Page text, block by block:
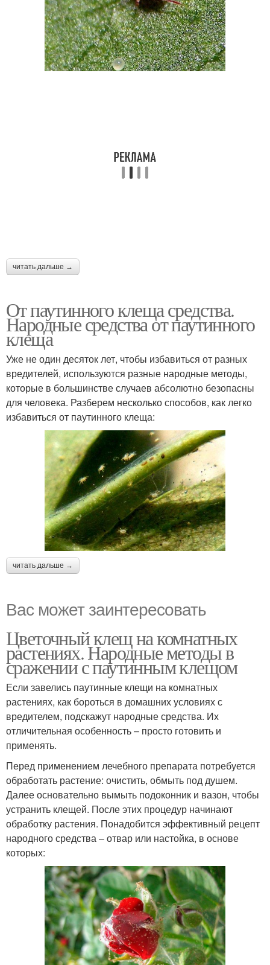
читать дальше →
От паутинного клеща средства.
Народные средства от паутинного
клеща
Уже не один десяток лет, чтобы избавиться от разных
вредителей, используются разные народные методы,
которые в большинстве случаев абсолютно безопасны
для человека. Разберем несколько способов, как легко
избавиться от паутинного клеща:
читать дальше →
Вас может заинтересовать
Цветочный клещ на комнатных
растениях. Народные методы в
сражении с паутинным клещом
Если завелись паутинные клещи на комнатных
растениях, как бороться в домашних условиях с
вредителем, подскажут народные средства. Их
отличительная особенность – просто готовить и
применять.
Перед применением лечебного препарата потребуется
обработать растение: очистить, обмыть под душем.
Далее основательно вымыть подоконник и вазон, чтобы
устранить клещей. После этих процедур начинают
обработку растения. Понадобится эффективный рецепт
народного средства – отвар или настойка, в основе
которых: